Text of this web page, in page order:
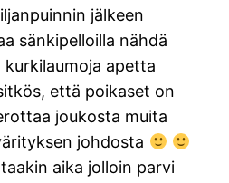
jälkeen
sänkipelloilla nähdä
kurkilaumoja apetta
että poikaset on
joukosta muita
johdosta
aika jolloin parvi